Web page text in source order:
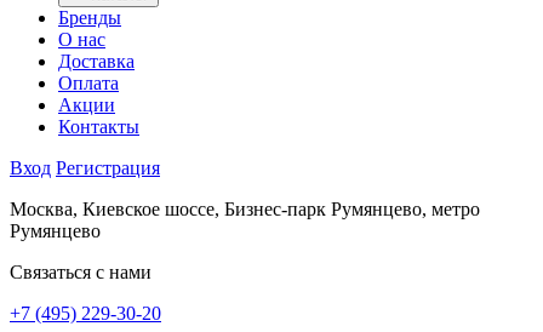
Бренды
О нас
Доставка
Оплата
Акции
Контакты
Вход Регистрация
Москва, Киевское шоссе, Бизнес-парк Румянцево, метро
Румянцево
Связаться с нами
+7 (495) 229-30-20